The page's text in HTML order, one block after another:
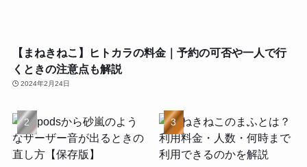
【まねきねこ】ヒトカラの料金｜予約の可否や一人で行
くときの注意点も解説
2024年2月24日